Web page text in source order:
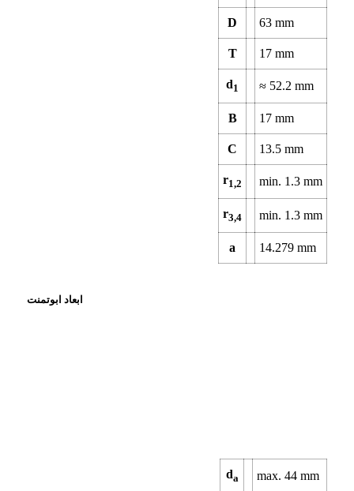
D 63mm
T 17mm
d1 ≈ 52.2mm
B 17mm
C 13.5mm
r1,2 min. 1.3mm
r3,4 min. 1.3mm
a 14.279mm
ابعاد ابوتمنت
da max. 44mm